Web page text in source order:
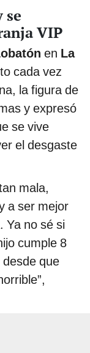
se
VIP
en La
cada vez
la figura de
y expresó
se vive
el desgaste
mala,
a ser mejor
Ya no sé si
cumple 8
que